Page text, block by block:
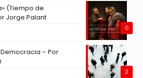
0
(Tiempo de
Jorge Palant
2
– Por